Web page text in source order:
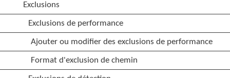
Exclusions
Exclusions de performance
Ajouter ou modifier des exclusions de performance
Format d'exclusion de chemin